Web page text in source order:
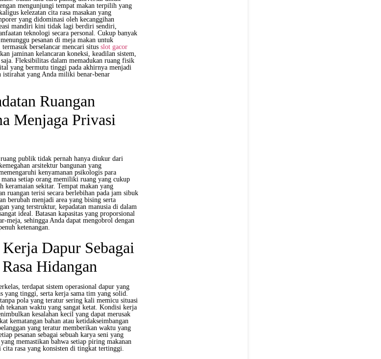
mengunjungi tempat makan terpilih yang
kelezatan cita rasa masakan yang
yang didominasi oleh kecanggihan
mandiri kini tidak lagi berdiri sendiri,
teknologi secara personal. Cukup banyak
pesanan di meja makan untuk
berselancar mencari situs slot gacor
jaminan kelancaran koneksi, keadilan sistem,
Fleksibilitas dalam memadukan ruang fisik
yang bermutu tinggi pada akhirnya menjadi
istirahat yang Anda miliki benar-benar
Ruangan
Menjaga Privasi
publik tidak pernah hanya diukur dari
arsitektur bangunan yang
kenyamanan psikologis para
setiap orang memiliki ruang yang cukup
keramaian sekitar. Tempat makan yang
ruangan terisi secara berlebihan pada jam sibuk
berubah menjadi area yang bising serta
yang terstruktur, kepadatan manusia di dalam
ideal. Batasan kapasitas yang proporsional
meja, sehingga Anda dapat mengobrol dengan
ketenangan.
Dapur Sebagai
Hidangan
terdapat sistem operasional dapur yang
yang tinggi, serta kerja sama tim yang solid.
pola yang teratur sering kali memicu situasi
tekanan waktu yang sangat ketat. Kondisi kerja
kesalahan kecil yang dapat merusak
kematangan bahan atau ketidakseimbangan
yang teratur memberikan waktu yang
pesanan sebagai sebuah karya seni yang
memastikan bahwa setiap piring makanan
rasa yang konsisten di tingkat tertinggi.